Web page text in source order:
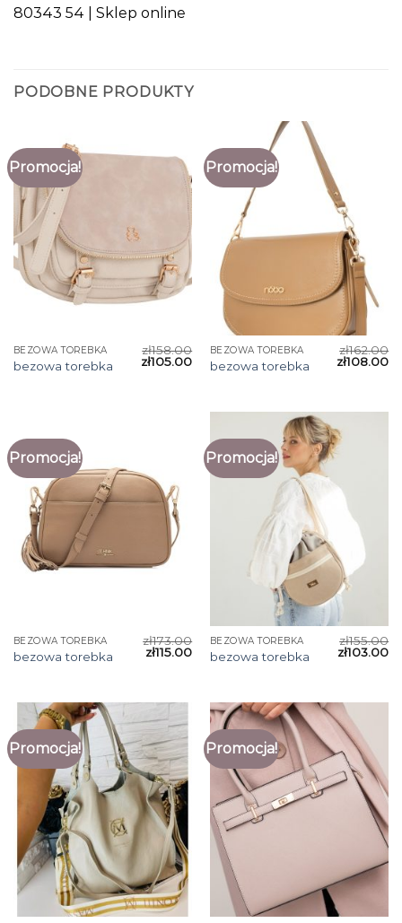
80343 54 | Sklep online
PODOBNE PRODUKTY
Promocja!
BEZOWA TOREBKA
bezowa torebka
zł158.00
zł105.00
Promocja!
BEZOWA TOREBKA
bezowa torebka
zł162.00
zł108.00
Promocja!
BEZOWA TOREBKA
bezowa torebka
zł173.00
zł115.00
Promocja!
BEZOWA TOREBKA
bezowa torebka
zł155.00
zł103.00
Promocja! Promocja!